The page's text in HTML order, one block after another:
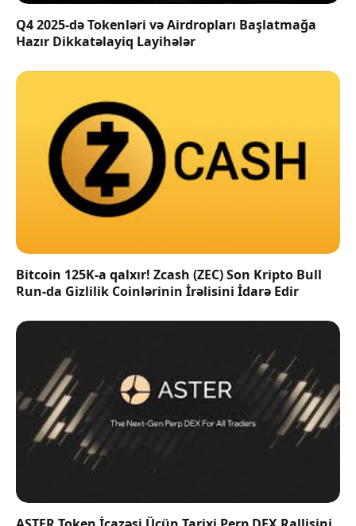
Q4 2025-də Tokenləri və Airdropları Başlatmağa
Hazır Dikkatəlayiq Layihələr
Bitcoin 125K-a qalxır! Zcash (ZEC) Son Kripto Bull
Run-da Gizlilik Coinlərinin İrəlisini İdarə Edir